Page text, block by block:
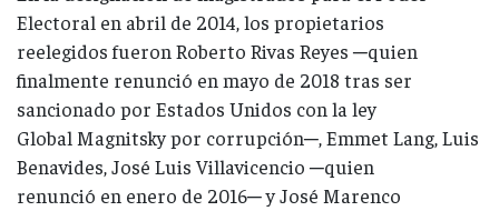
Electoral en abril de 2014, los propietarios
reelegidos fueron Roberto Rivas Reyes ─quien
finalmente renunció en mayo de 2018 tras ser
sancionado por Estados Unidos con la ley
Global Magnitsky por corrupción─, Emmet Lang, Luis
Benavides, José Luis Villavicencio ─quien
renunció en enero de 2016─ y José Marenco